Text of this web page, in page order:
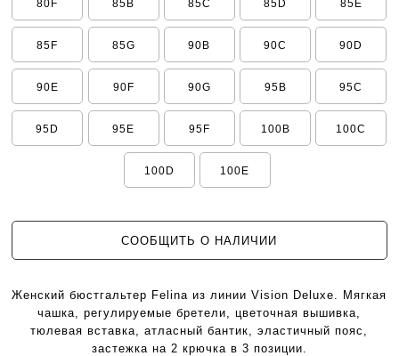
80F 85B 85C 85D 85E
85F 85G 90B 90C 90D
90E 90F 90G 95B 95C
95D 95E 95F 100B 100C
100D 100E
СООБЩИТЬ О НАЛИЧИИ
Женский бюстгальтер Felina из линии Vision Deluxe. Мягкая
чашка, регулируемые бретели, цветочная вышивка,
тюлевая вставка, атласный бантик, эластичный пояс,
застежка на 2 крючка в 3 позиции.